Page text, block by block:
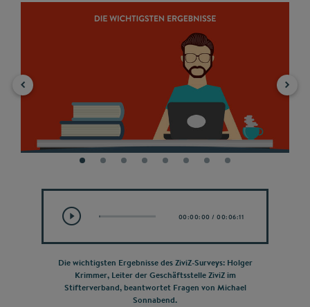
00:00:00 /00:06:11
Die wichtigsten Ergebnisse des ZiviZ-Surveys: Holger
Krimmer, Leiter der Geschäftsstelle ZiviZ im
Stifterverband, beantwortet Fragen von Michael
Sonnabend.